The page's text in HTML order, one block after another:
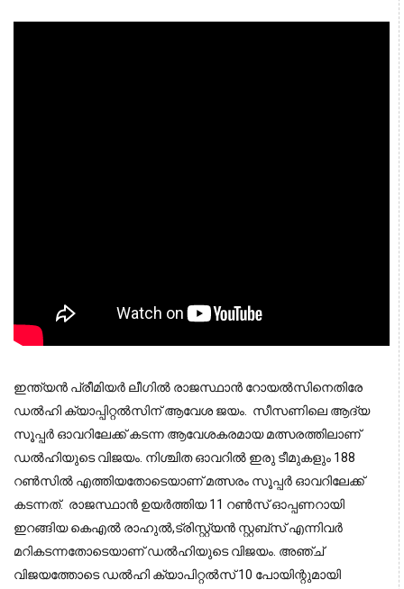
ഇന്ത്യന്‍ പ്രീമിയര്‍ ലീഗില്‍ രാജസ്ഥാന്‍ റോയല്‍സിനെതിരേ
ഡല്‍ഹി ക്യാപ്പിറ്റല്‍സിന് ആവേശ ജയം. സീസണിലെ ആദ്യ
സൂപ്പർ ഓവറിലേക്ക് കടന്ന ആവേശകരമായ മത്സരത്തിലാണ്
ഡൽഹിയുടെ വിജയം. നിശ്ചിത ഓവറിൽ ഇരു ടീമുകളും 188
റണ്‍സിൽ എത്തിയതോടെയാണ് മത്സരം സൂപ്പർ ഓവറിലേക്ക്
കടന്നത്. രാജസ്ഥാൻ ഉയർത്തിയ 11 റണ്‍സ് ഓപ്പണറായി
ഇറങ്ങിയ കെഎൽ രാഹുൽ,ട്രിസ്റ്റ്യൻ സ്റ്റബ്സ് എന്നിവർ
മറികടന്നതോടെയാണ് ഡല്‍ഹിയുടെ വിജയം. അഞ്ച്
വിജയത്തോടെ ഡൽഹി ക്യാപിറ്റൽസ് 10 പോയിന്റുമായി